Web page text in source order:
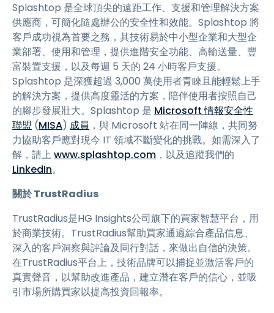
Splashtop 是全球頂尖的遠距工作、支援和管理解決方案
供應商，可簡化隨處辦公的安全性和效能。Splashtop 將
客戶成功視為首要之務，其技術易於中小型企業和大型企
業部署、使用和管理，提供進階安全功能、高輸送量、豐
富裝置支援，以及每週 5 天的 24 小時客戶支援。
Splashtop 是深獲超過 3,000 萬使用者青睞且能輕鬆上手
的解決方案，提供高度靈活的方案，陪伴使用者按照自己
的腳步發展壯大。Splashtop 是 Microsoft 情報安全性
聯盟 (MISA) 成員 ，與 Microsoft 站在同一陣線，共同努
力協助客戶應對現今 IT 領域不斷變化的挑戰。如需深入了
解，請上www.splashtop.com ，以及追蹤我們的
LinkedIn。
關於 TrustRadius
TrustRadius是HG Insights公司旗下的買家智慧平台，用
於商業技術。TrustRadius幫助買家通過綜合產品信息、
深入的客戶洞察與評論及同行對話，來做出自信的決策。
在TrustRadius平台上，技術品牌可以捕捉並激活客戶的
真實聲音，以幫助改進產品，建立潛在客戶的信心，並吸
引市場所購買家以提高投資回報率。